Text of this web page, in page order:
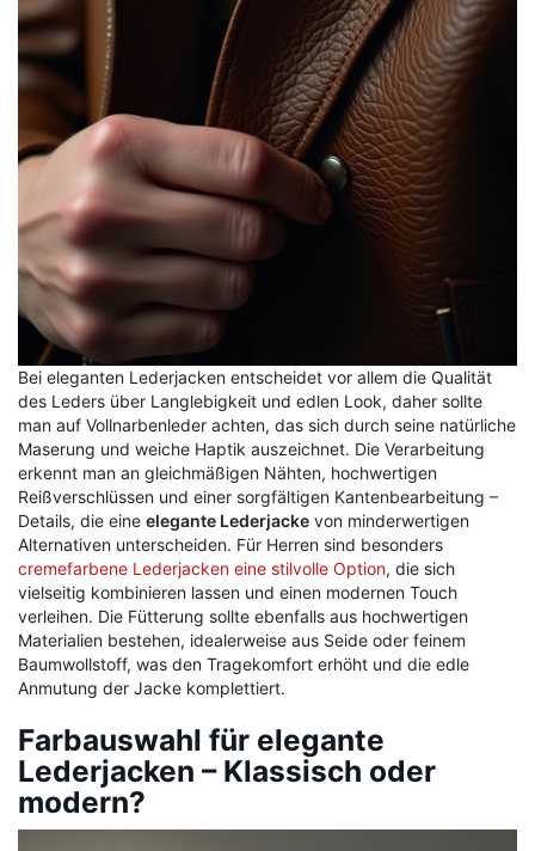
Bei eleganten Lederjacken entscheidet vor allem die Qualität
des Leders über Langlebigkeit und edlen Look, daher sollte
man auf Vollnarbenleder achten, das sich durch seine natürliche
Maserung und weiche Haptik auszeichnet. Die Verarbeitung
erkennt man an gleichmäßigen Nähten, hochwertigen
Reißverschlüssen und einer sorgfältigen Kantenbearbeitung –
Details, die eine elegante Lederjacke von minderwertigen
Alternativen unterscheiden. Für Herren sind besonders
cremefarbene Lederjacken eine stilvolle Option, die sich
vielseitig kombinieren lassen und einen modernen Touch
verleihen. Die Fütterung sollte ebenfalls aus hochwertigen
Materialien bestehen, idealerweise aus Seide oder feinem
Baumwollstoff, was den Tragekomfort erhöht und die edle
Anmutung der Jacke komplettiert.
Farbauswahl für elegante
Lederjacken – Klassisch oder
modern?